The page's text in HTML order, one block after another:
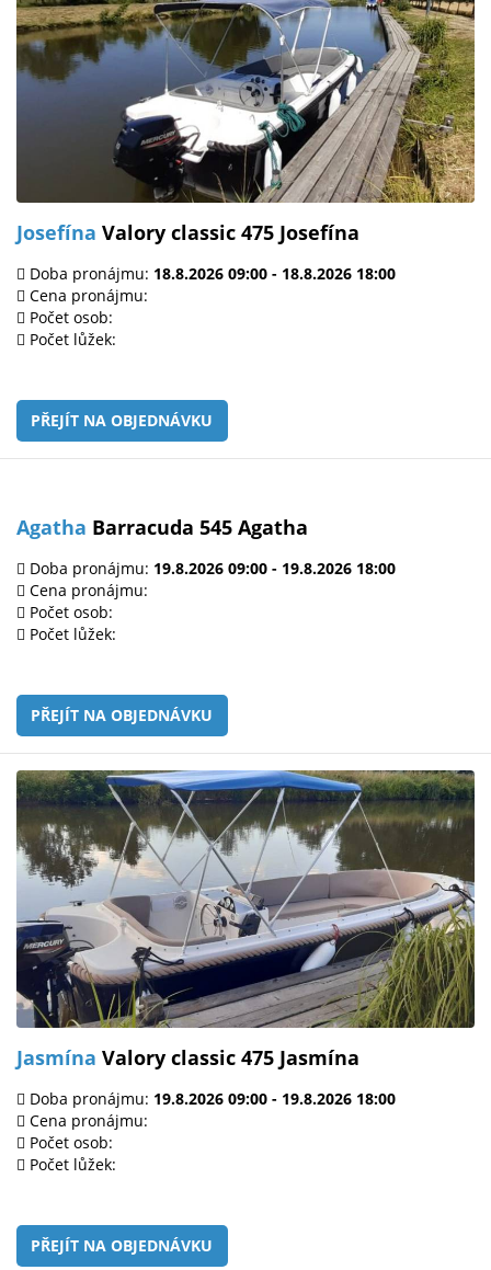
Josefína Valory classic 475 Josefína
Doba pronájmu: 18.8.2026 09:00 - 18.8.2026 18:00
Cena pronájmu:
Počet osob:
Počet lůžek:
PŘEJÍT NA OBJEDNÁVKU
Agatha Barracuda 545 Agatha
Doba pronájmu: 19.8.2026 09:00 - 19.8.2026 18:00
Cena pronájmu:
Počet osob:
Počet lůžek:
PŘEJÍT NA OBJEDNÁVKU
Jasmína Valory classic 475 Jasmína
Doba pronájmu: 19.8.2026 09:00 - 19.8.2026 18:00
Cena pronájmu:
Počet osob:
Počet lůžek:
PŘEJÍT NA OBJEDNÁVKU